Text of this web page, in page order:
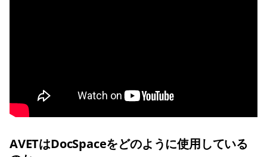
AVETはDocSpaceをどのように使用している